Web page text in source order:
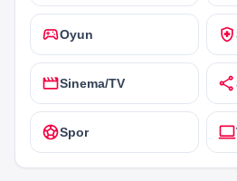
sports_esportsOyun health_and_safety
movieSinema/TV share
sports_soccerSpor computer